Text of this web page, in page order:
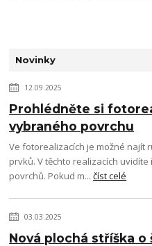
Novinky
12.09.2025
Prohlédněte si
vybraného povrchu
Ve fotorealizacích je možné najít
prvků. V těchto realizacích
povrchů. Pokud m...číst celé
03.03.2025
Nová plochá stříška o